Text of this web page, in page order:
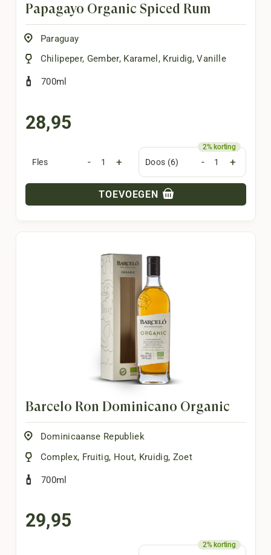
Papagayo Organic Spiced Rum
Paraguay
Chilipeper, Gember, Karamel , Kruidig,Vanille
700ml
28,95
Fles - + Doos (6) - +
TOEVOEGEN
Barceló Ron Dominicano Organic
Dominicaanse Republiek
Complex, Fruitig, Hout, Kruidig, Zoet
700ml
29,95